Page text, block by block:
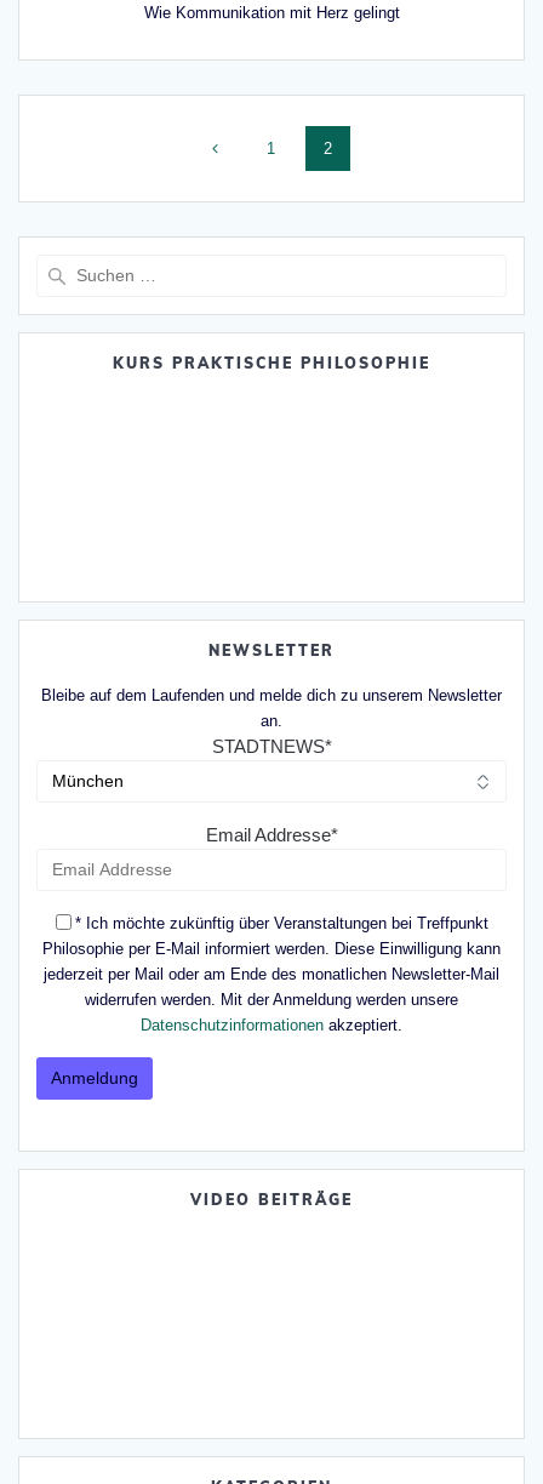
Wie Kommunikation mit Herz gelingt
Beitragsnavigation
Seite
1 Seite
2
KURS PRAKTISCHE PHILOSOPHIE
NEWSLETTER
Bleibe auf dem Laufenden und melde dich zu unserem Newsletter
an.
STADTNEWS*
Email Addresse*
* Ich möchte zukünftig über Veranstaltungen bei Treffpunkt
Philosophie per E-Mail informiert werden. Diese Einwilligung kann
jederzeit per Mail oder am Ende des monatlichen Newsletter-Mail
widerrufen werden. Mit der Anmeldung werden unsere
Datenschutzinformationen akzeptiert.
VIDEO BEITRÄGE